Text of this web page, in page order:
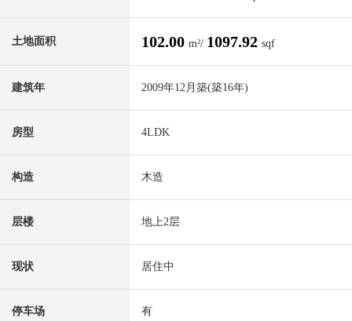
土地面积 102.00 m²/ 1097.92 sqf
建筑年 2009年12月築(築16年)
房型 4LDK
构造 木造
层楼 地上2层
现状 居住中
停车场 有